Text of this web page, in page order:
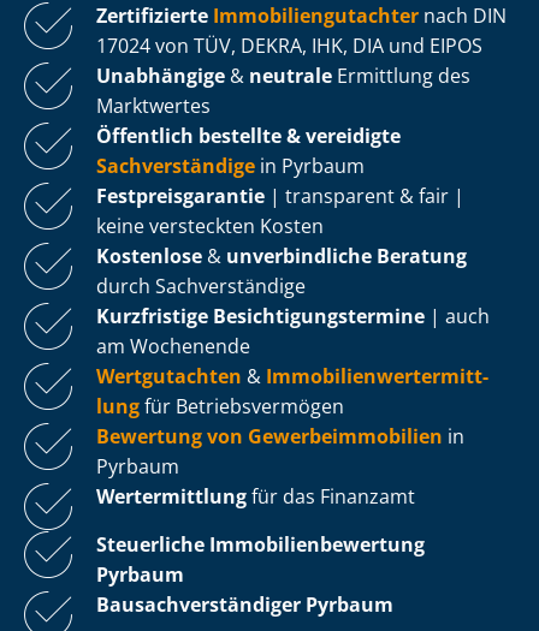
Zertifizierte Im­mo­bi­li­en­gut­ach­ter nach DIN
17024 von TÜV, DEKRA, IHK, DIA und EIPOS
Unabhängige & neutrale Ermittlung des
Marktwertes
Öffentlich bestellte & vereidigte
Sachverständige in Pyrbaum
Fest­preis­ga­ran­tie | transparent & fair |
keine versteckten Kosten
Kostenlose & unverbindliche Beratung
durch Sachverständige
Kurzfristige Be­sich­ti­gungs­ter­mi­ne | auch
am Wochenende
Wertgutachten & Im­mo­bi­li­en­wert­ermitt­
lungfür Be­triebs­ver­mö­gen
Bewertung von Ge­wer­be­im­mo­bi­li­en in
Pyrbaum
Wertermittlungfür das Finanzamt
Steuerliche Im­mo­bi­li­en­be­wer­tung
Pyrbaum
Bau­sach­ver­stän­di­ger Pyrbaum